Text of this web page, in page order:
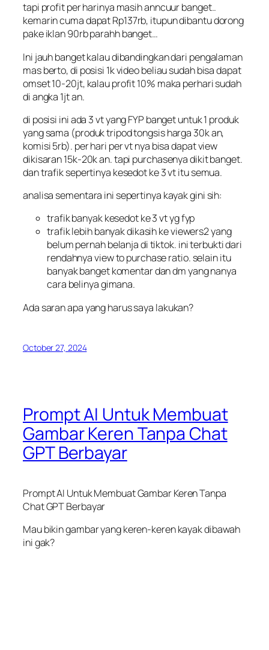
tapi profit per harinya masih anncuur banget..
kemarin cuma dapat Rp137rb, itupun dibantu dorong
pake iklan 90rb parahh banget…
Ini jauh banget kalau dibandingkan dari pengalaman
mas berto, di posisi 1k video beliau sudah bisa dapat
omset 10-20jt, kalau profit 10% maka perhari sudah
di angka 1jt an.
di posisi ini ada 3 vt yang FYP banget untuk 1 produk
yang sama (produk tripod tongsis harga 30k an,
komisi 5rb). per hari per vt nya bisa dapat view
dikisaran 15k-20k an. tapi purchasenya dikit banget.
dan trafik sepertinya kesedot ke 3 vt itu semua.
analisa sementara ini sepertinya kayak gini sih:
trafik banyak kesedot ke 3 vt yg fyp
trafik lebih banyak dikasih ke viewers2 yang
belum pernah belanja di tiktok. ini terbukti dari
rendahnya view to purchase ratio. selain itu
banyak banget komentar dan dm yang nanya
cara belinya gimana.
Ada saran apa yang harus saya lakukan?
October 27, 2024
Prompt AI Untuk Membuat
Gambar Keren Tanpa Chat
GPT Berbayar
Prompt AI Untuk Membuat Gambar Keren Tanpa
Chat GPT Berbayar
Mau bikin gambar yang keren-keren kayak dibawah
ini gak?